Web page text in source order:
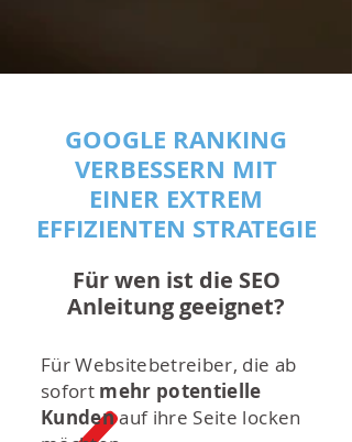
GOOGLE RANKING
VERBESSERN MIT
EINER EXTREM
EFFIZIENTEN STRATEGIE
Für wen ist die SEO
Anleitung geeignet?
Für Websitebetreiber, die ab
sofort mehr potentielle
Kundenauf ihre Seite locken